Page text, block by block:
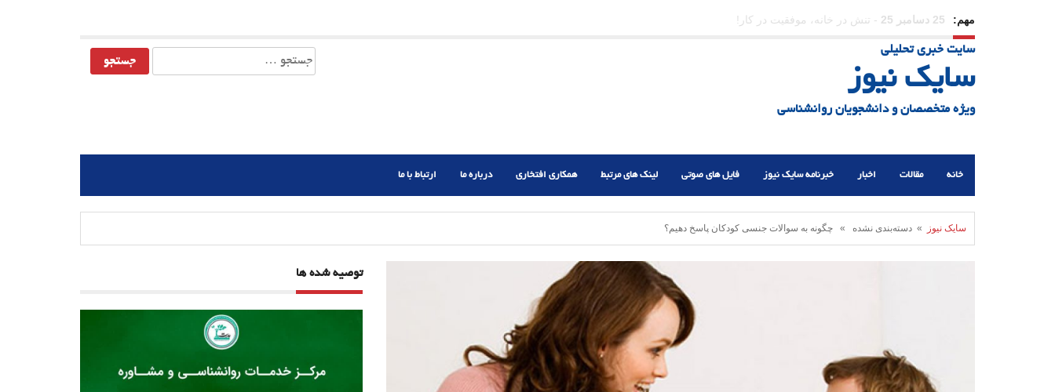
مهم: 23 دسامبر 25 - چرا اراده می‌کنیم ولی شکست می‌خوریم؟
21 دسامبر 25
سایت خبری تحلیلی
سایک نیوز
ویژه متخصصان و دانشجویان روانشناسی
جستجو
برای:
خانه مقالات اخبار خبرنامه سایک نیوز فایل های صوتی لینک های مرتبط همکاری افتخاری درباره ما ارتباط با ما
سایک نیوز » دسته‌بندی نشده » چگونه به سوالات جنسی کودکان پاسخ دهیم؟
توصیه شده ها